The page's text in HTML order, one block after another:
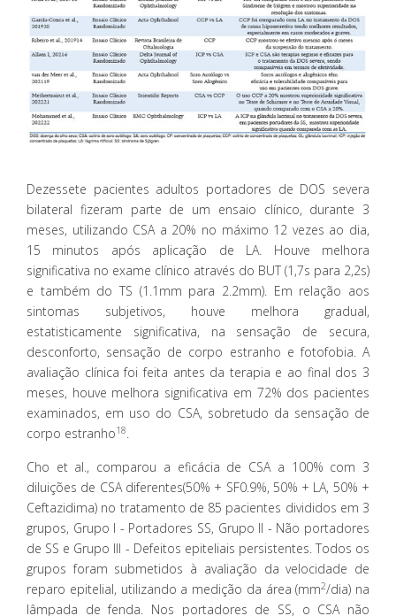
Dezessete pacientes adultos portadores de DOS severa
bilateral fizeram parte de um ensaio clínico, durante 3
meses, utilizando CSA a 20% no máximo 12 vezes ao dia,
15 minutos após aplicação de LA. Houve melhora
significativa no exame clínico através do BUT (1,7s para 2,2s)
e também do TS (1.1mm para 2.2mm). Em relação aos
sintomas subjetivos, houve melhora gradual,
estatisticamente significativa, na sensação de secura,
desconforto, sensação de corpo estranho e fotofobia. A
avaliação clínica foi feita antes da terapia e ao final dos 3
meses, houve melhora significativa em 72% dos pacientes
examinados, em uso do CSA, sobretudo da sensação de
corpo estranho18.
Cho et al., comparou a eficácia de CSA a 100% com 3
diluições de CSA diferentes(50% + SF0.9%, 50% + LA, 50% +
Ceftazidima) no tratamento de 85 pacientes divididos em 3
grupos, Grupo I - Portadores SS, Grupo II - Não portadores
de SS e Grupo III - Defeitos epiteliais persistentes. Todos os
grupos foram submetidos à avaliação da velocidade de
reparo epitelial, utilizando a medição da área (mm2/dia) na
lâmpada de fenda. Nos portadores de SS, o CSA não